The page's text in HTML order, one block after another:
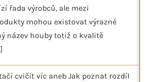
řada výrobců, ale mezi
mohou existovat výrazné
název houby totiž o kvalitě
cvičit víc aneb Jak poznat rozdíl